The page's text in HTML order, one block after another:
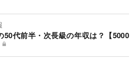
50代前半・次長級の年収は？【5000